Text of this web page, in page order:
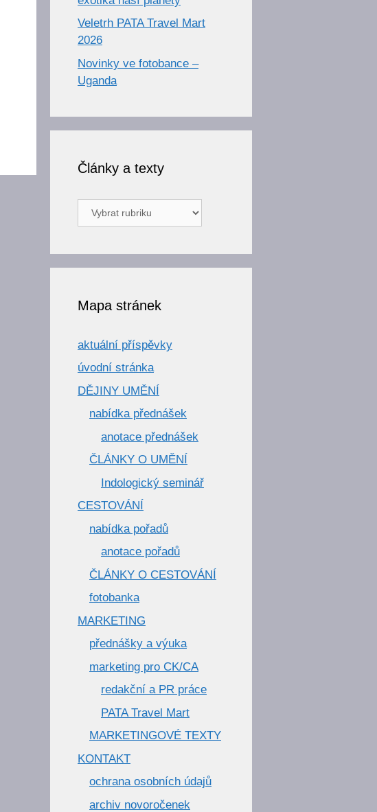
Veletrh PATA Travel Mart
2026
Novinky ve fotobance –
Uganda
Články a texty
Články
a
Mapa stránek
aktuální příspěvky
úvodní stránka
DĚJINY UMĚNÍ
nabídka přednášek
anotace přednášek
ČLÁNKY O UMĚNÍ
Indologický seminář
CESTOVÁNÍ
nabídka pořadů
anotace pořadů
ČLÁNKY O CESTOVÁNÍ
fotobanka
MARKETING
přednášky a výuka
marketing pro CK/CA
redakční a PR práce
PATA Travel Mart
MARKETINGOVÉ TEXTY
KONTAKT
ochrana osobních údajů
archiv novoročenek